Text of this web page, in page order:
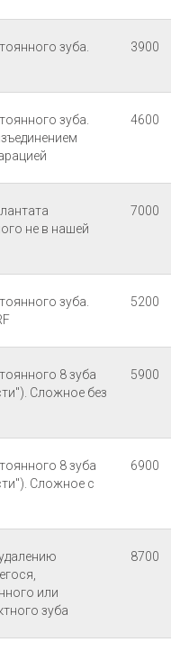
зуба.
3900
зуба.
4600
не в нашей
7000
зуба.
5200
8 зуба
Сложное без
5900
8 зуба
Сложное с
6900
или
зуба
8700